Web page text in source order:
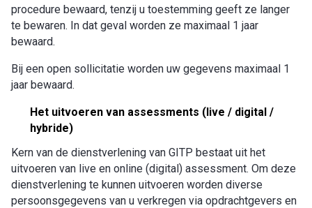
procedure bewaard, tenzij u toestemming geeft ze langer
te bewaren. In dat geval worden ze maximaal 1 jaar
bewaard.
Bij een open sollicitatie worden uw gegevens maximaal 1
jaar bewaard.
Het uitvoeren van assessments (live / digital /
hybride)
Kern van de dienstverlening van GITP bestaat uit het
uitvoeren van live en online (digital) assessment. Om deze
dienstverlening te kunnen uitvoeren worden diverse
persoonsgegevens van u verkregen via opdrachtgevers en